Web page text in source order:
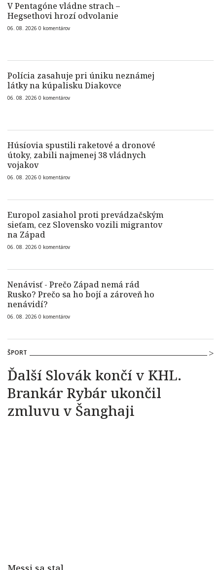
V Pentagóne vládne strach –
Hegsethovi hrozí odvolanie
06. 08. 2026 0 komentárov
Polícia zasahuje pri úniku neznámej
látky na kúpalisku Diakovce
06. 08. 2026 0 komentárov
Húsíovia spustili raketové a dronové
útoky, zabili najmenej 38 vládnych
vojakov
06. 08. 2026 0 komentárov
Europol zasiahol proti prevádzačským
sieťam, cez Slovensko vozili migrantov
na Západ
06. 08. 2026 0 komentárov
Nenávisť - Prečo Západ nemá rád
Rusko? Prečo sa ho bojí a zároveň ho
nenávidí?
06. 08. 2026 0 komentárov
ŠPORT